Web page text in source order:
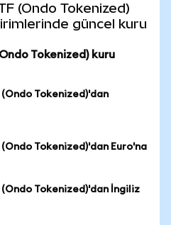
(Ondo Tokenized)
güncel kuru
Tokenized) kuru
(Ondo Tokenized)'dan
(Ondo Tokenized)'dan Euro'na
(Ondo Tokenized)'dan İngiliz